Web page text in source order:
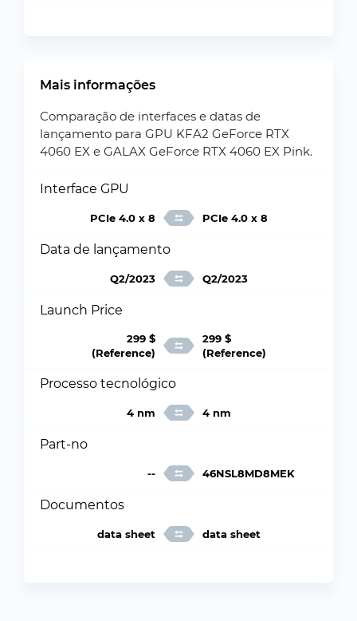
Mais informações
Comparação de interfaces e datas de
lançamento para GPU KFA2 GeForce RTX
4060 EX e GALAX GeForce RTX 4060 EX Pink.
Interface GPU
PCIe 4.0 x 8 PCIe 4.0 x 8
Data de lançamento
Q2/2023 Q2/2023
Launch Price
299 $
(Reference)
299 $
(Reference)
Processo tecnológico
4 nm 4 nm
Part-no
-- 46NSL8MD8MEK
Documentos
data sheet data sheet